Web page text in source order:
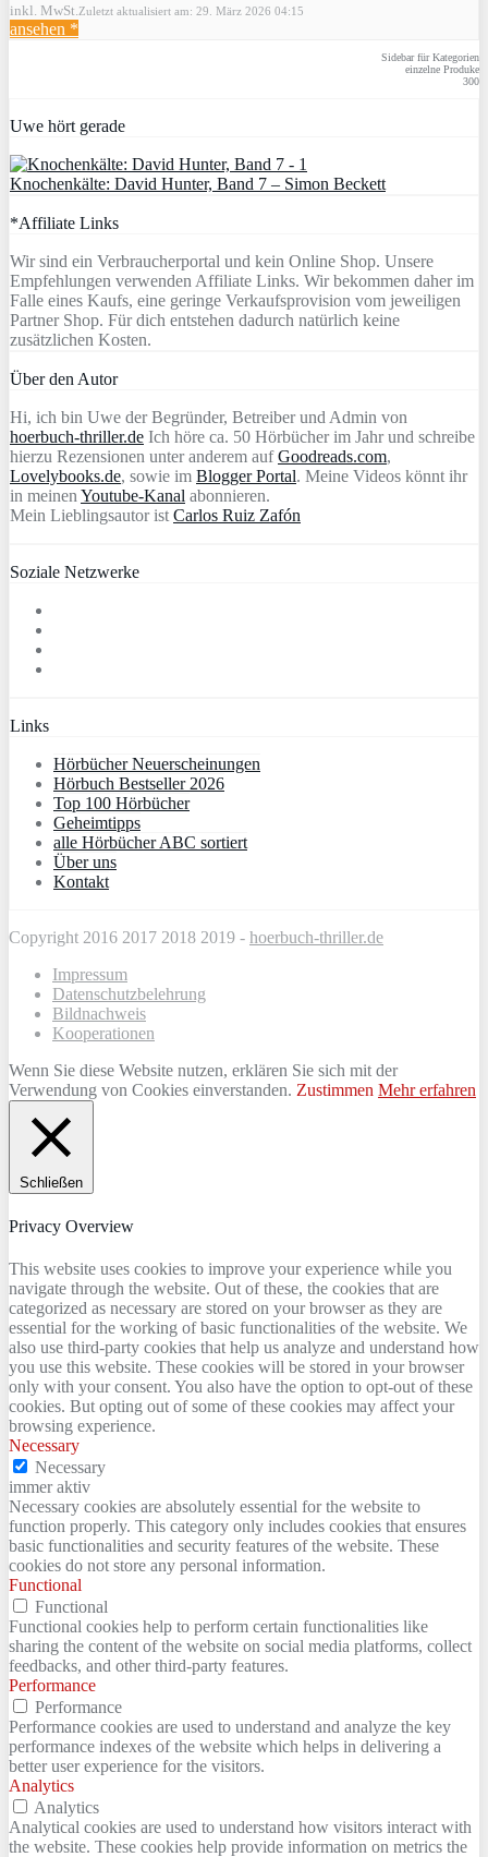
inkl. MwSt. Zuletzt aktualisiert am: 29. März 2026 04:15
ansehen *
Sidebar für Kategorien
einzelne Produke
300
Uwe hört gerade
Knochenkälte: David Hunter, Band 7 – Simon Beckett
*Affiliate Links
Wir sind ein Verbraucherportal und kein Online Shop. Unsere
Empfehlungen verwenden Affiliate Links. Wir bekommen daher im
Falle eines Kaufs, eine geringe Verkaufsprovision vom jeweiligen
Partner Shop. Für dich entstehen dadurch natürlich keine
zusätzlichen Kosten.
Über den Autor
Hi, ich bin Uwe der Begründer, Betreiber und Admin von
hoerbuch-thriller.de Ich höre ca. 50 Hörbücher im Jahr und schreibe
hierzu Rezensionen unter anderem aufGoodreads.com,
Lovelybooks.de, sowie im Blogger Portal. Meine Videos könnt ihr
in meinen Youtube-Kanal abonnieren.
Mein Lieblingsautor ist Carlos Ruiz Zafón
Soziale Netzwerke
Links
Hörbücher Neuerscheinungen
Hörbuch Bestseller 2026
Top 100 Hörbücher
Geheimtipps
alle Hörbücher ABC sortiert
Über uns
Kontakt
Copyright 2016 2017 2018 2019 - hoerbuch-thriller.de
Impressum
Datenschutzbelehrung
Bildnachweis
Kooperationen
Wenn Sie diese Website nutzen, erklären Sie sich mit der
Verwendung von Cookies einverstanden. Zustimmen Mehr erfahren
Schließen
Privacy Overview
This website uses cookies to improve your experience while you
navigate through the website. Out of these, the cookies that are
categorized as necessary are stored on your browser as they are
essential for the working of basic functionalities of the website. We
also use third-party cookies that help us analyze and understand how
you use this website. These cookies will be stored in your browser
only with your consent. You also have the option to opt-out of these
cookies. But opting out of some of these cookies may affect your
browsing experience.
Necessary
Necessary
immer aktiv
Necessary cookies are absolutely essential for the website to
function properly. This category only includes cookies that ensures
basic functionalities and security features of the website. These
cookies do not store any personal information.
Functional
Functional
Functional cookies help to perform certain functionalities like
sharing the content of the website on social media platforms, collect
feedbacks, and other third-party features.
Performance
Performance
Performance cookies are used to understand and analyze the key
performance indexes of the website which helps in delivering a
better user experience for the visitors.
Analytics
Analytics
Analytical cookies are used to understand how visitors interact with
the website. These cookies help provide information on metrics the